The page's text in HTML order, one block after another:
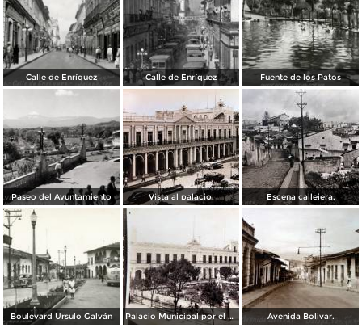
Calle de Enríquez Calle de Enríquez Fuente de los Patos
Paseo del Ayuntamiento Vista al palacio. Escena callejera.
Boulevard Úrsulo Galván Palacio Municipal por el Fotógrafo Abel Briquet. Avenida Bolivar.